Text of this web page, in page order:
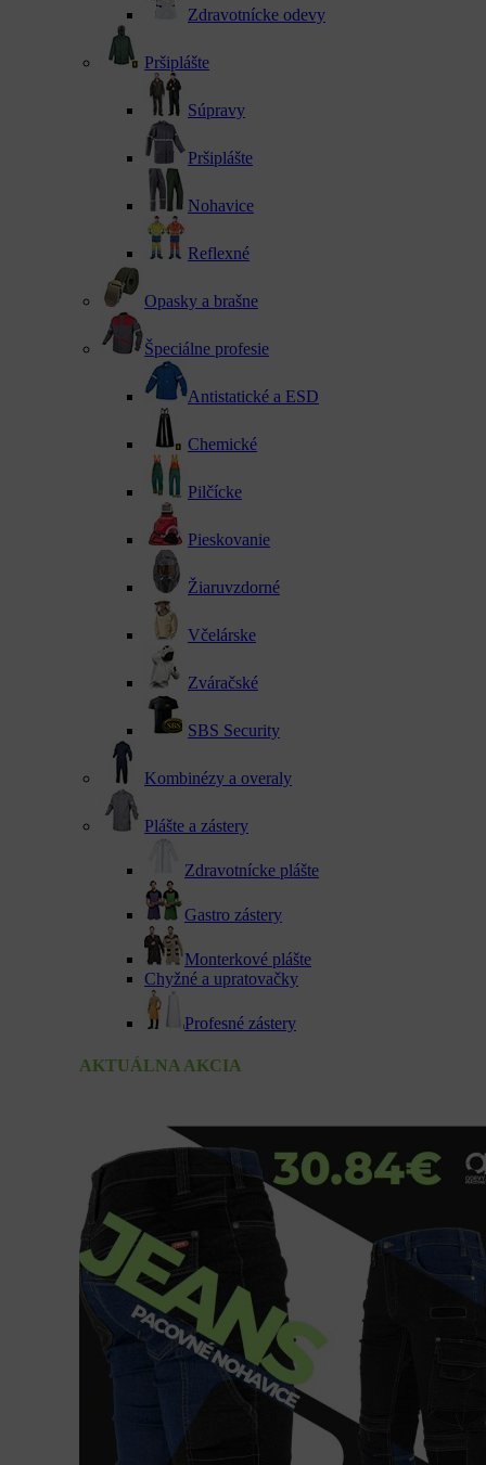
Zdravotnícke odevy
Pršiplášte
Súpravy
Pršiplášte
Nohavice
Reflexné
Opasky a brašne
Špeciálne profesie
Antistatické a ESD
Chemické
Pilčícke
Pieskovanie
Žiaruvzdorné
Včelárske
Zváračské
SBS Security
Kombinézy a overaly
Plášte a zástery
Zdravotnícke plášte
Gastro zástery
Monterkové plášte
Chyžné a upratovačky
Profesné zástery
AKTUÁLNA AKCIA